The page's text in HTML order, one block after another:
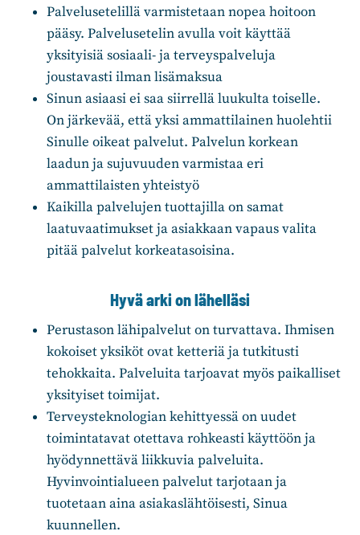
Palvelusetelillä varmistetaan nopea hoitoon
pääsy. Palvelusetelin avulla voit käyttää
yksityisiä sosiaali- ja terveyspalveluja
joustavasti ilman lisämaksua
Sinun asiaasi ei saa siirrellä luukulta toiselle.
On järkevää, että yksi ammattilainen huolehtii
Sinulle oikeat palvelut. Palvelun korkean
laadun ja sujuvuuden varmistaa eri
ammattilaisten yhteistyö
Kaikilla palvelujen tuottajilla on samat
laatuvaatimukset ja asiakkaan vapaus valita
pitää palvelut korkeatasoisina.
Hyvä arki on lähelläsi
Perustason lähipalvelut on turvattava. Ihmisen
kokoiset yksiköt ovat ketteriä ja tutkitusti
tehokkaita. Palveluita tarjoavat myös paikalliset
yksityiset toimijat.
Terveysteknologian kehittyessä on uudet
toimintatavat otettava rohkeasti käyttöön ja
hyödynnettävä liikkuvia palveluita.
Hyvinvointialueen palvelut tarjotaan ja
tuotetaan aina asiakaslähtöisesti, Sinua
kuunnellen.